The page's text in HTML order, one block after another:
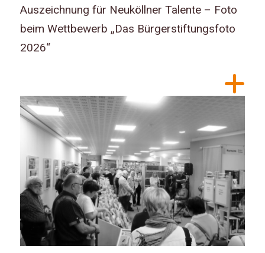
Auszeichnung für Neuköllner Talente – Foto
beim Wettbewerb „Das Bürgerstiftungsfoto
2026“